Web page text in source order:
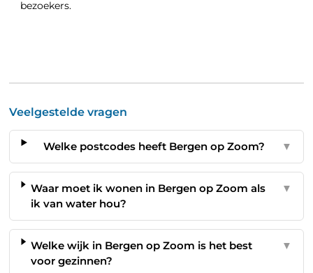
bezoekers.
Veelgestelde vragen
Welke postcodes heeft Bergen op Zoom? ▼
Waar moet ik wonen in Bergen op Zoom als
ik van water hou?
▼
Welke wijk in Bergen op Zoom is het best
voor gezinnen?
▼